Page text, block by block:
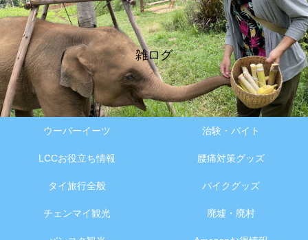
雑ログ
ウーバーイーツ 治験・バイト
LCCお役立ち情報 腰痛対策グッズ
タイ旅行全般 バイクグッズ
チェンマイ観光 廃墟・廃村